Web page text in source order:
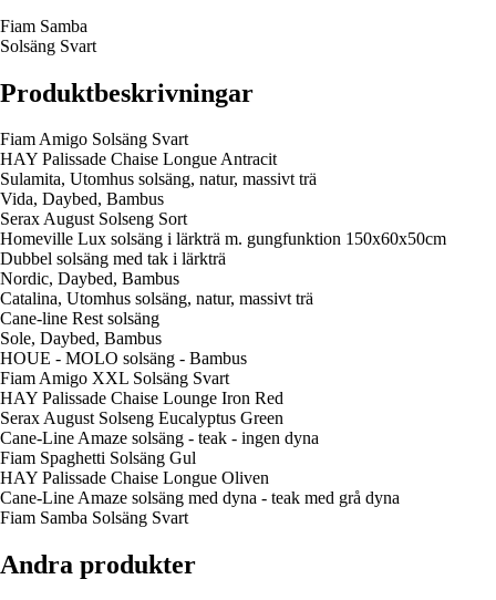
Fiam Samba
Solsäng Svart
Produktbeskrivningar
Fiam Amigo Solsäng Svart
HAY Palissade Chaise Longue Antracit
Sulamita, Utomhus solsäng, natur, massivt trä
Vida, Daybed, Bambus
Serax August Solseng Sort
Homeville Lux solsäng i lärkträ m. gungfunktion 150x60x50cm
Dubbel solsäng med tak i lärkträ
Nordic, Daybed, Bambus
Catalina, Utomhus solsäng, natur, massivt trä
Cane-line Rest solsäng
Sole, Daybed, Bambus
HOUE - MOLO solsäng - Bambus
Fiam Amigo XXL Solsäng Svart
HAY Palissade Chaise Lounge Iron Red
Serax August Solseng Eucalyptus Green
Cane-Line Amaze solsäng - teak - ingen dyna
Fiam Spaghetti Solsäng Gul
HAY Palissade Chaise Longue Oliven
Cane-Line Amaze solsäng med dyna - teak med grå dyna
Fiam Samba Solsäng Svart
Andra produkter